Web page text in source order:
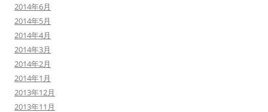
2014年6月
2014年5月
2014年4月
2014年3月
2014年2月
2014年1月
2013年12月
2013年11月